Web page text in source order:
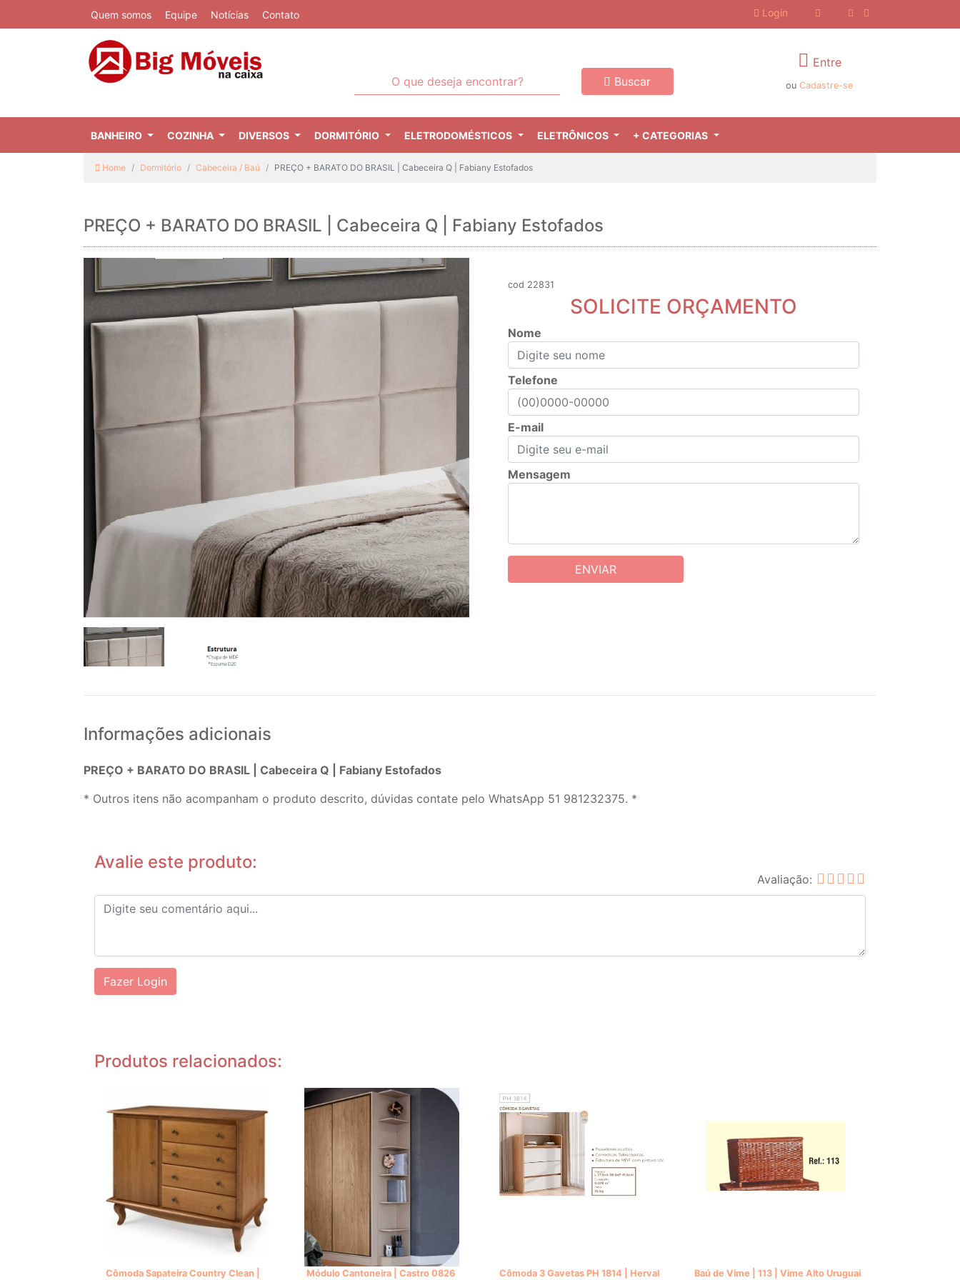
Quem somos Equipe Notícias Contato Login
Buscar
Entre
ou Cadastre-se
BANHEIRO COZINHA DIVERSOS DORMITÓRIO ELETRODOMÉSTICOS ELETRÔNICOS + CATEGORIAS
Home Dormitório Cabeceira / Baú PREÇO + BARATO DO BRASIL | Cabeceira Q | Fabiany Estofados
PREÇO + BARATO DO BRASIL | Cabeceira Q | Fabiany Estofados
cod 22831
SOLICITE ORÇAMENTO
Nome
Telefone
E-mail
Mensagem
ENVIAR
Informações adicionais
PREÇO + BARATO DO BRASIL | Cabeceira Q | Fabiany Estofados
* Outros itens não acompanham o produto descrito, dúvidas contate pelo WhatsApp 51 981232375. *
Avalie este produto:
Avaliação:
Fazer Login
Produtos relacionados:
Cômoda Sapateira Country Clean | Módulo Cantoneira | Castro 0826 Cômoda 3 Gavetas PH 1814 | Herval Baú de Vime | 113 | Vime Alto Uruguai